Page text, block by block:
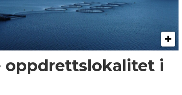
oppdrettslokalitet i